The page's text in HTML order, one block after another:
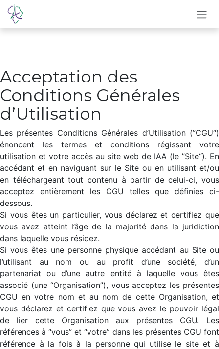
Se rendre au contenu
Acceptation des
Conditions Générales
d’Utilisation
Les présentes Conditions Générales d’Utilisation (”CGU“)
énoncent les termes et conditions régissant votre
utilisation et votre accès au site web de IAA (le ”Site“). En
accédant et en naviguant sur le Site ou en utilisant et/ou
en téléchargeant tout contenu à partir de celui-ci, vous
acceptez entièrement les CGU telles que définies ci-
dessous.
Si vous êtes un particulier, vous déclarez et certifiez que
vous avez atteint l’âge de la majorité dans la juridiction
dans laquelle vous résidez.
Si vous êtes une personne physique accédant au Site ou
l’utilisant au nom ou au profit d’une société, d’un
partenariat ou d’une autre entité à laquelle vous êtes
associé (une “Organisation”), vous acceptez les présentes
CGU en votre nom et au nom de cette Organisation, et
vous déclarez et certifiez que vous avez le pouvoir légal
de lier cette Organisation aux présentes CGU. Les
références à “vous” et “votre” dans les présentes CGU font
référence à la fois à la personne qui utilise le site et à